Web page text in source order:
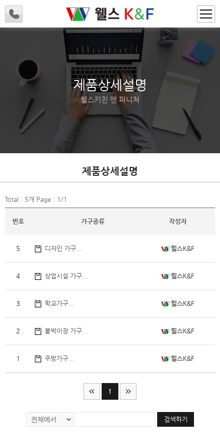
제품상세설명
웰스키친 앤 퍼니처
제품상세설명
Total : 5개 Page : 1 /1
번호 가구종류 작성자
5 디자인 가구... 웰스K&F
4 상업시설 가구... 웰스K&F
3 학교가구... 웰스K&F
2 붙박이장 가구... 웰스K&F
1 주방가구... 웰스K&F
1
검색하기